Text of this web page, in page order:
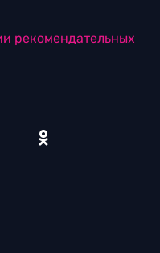
рекомендательных